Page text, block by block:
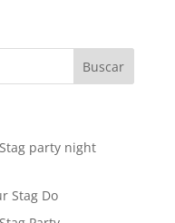
party night
Stag Do